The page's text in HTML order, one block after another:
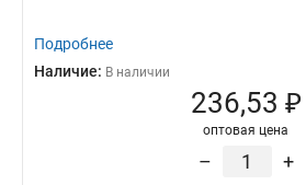
Подробнее
Наличие: В наличии
236,53 ₽
оптовая цена
– +